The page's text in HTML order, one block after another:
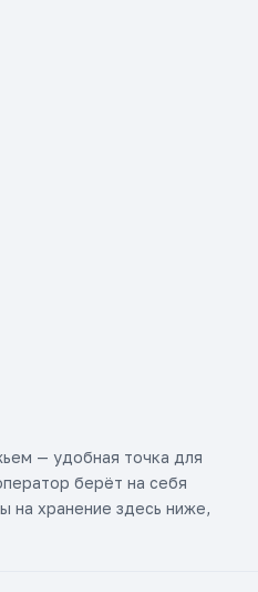
— удобная точка для
берёт на себя
на хранение здесь ниже,